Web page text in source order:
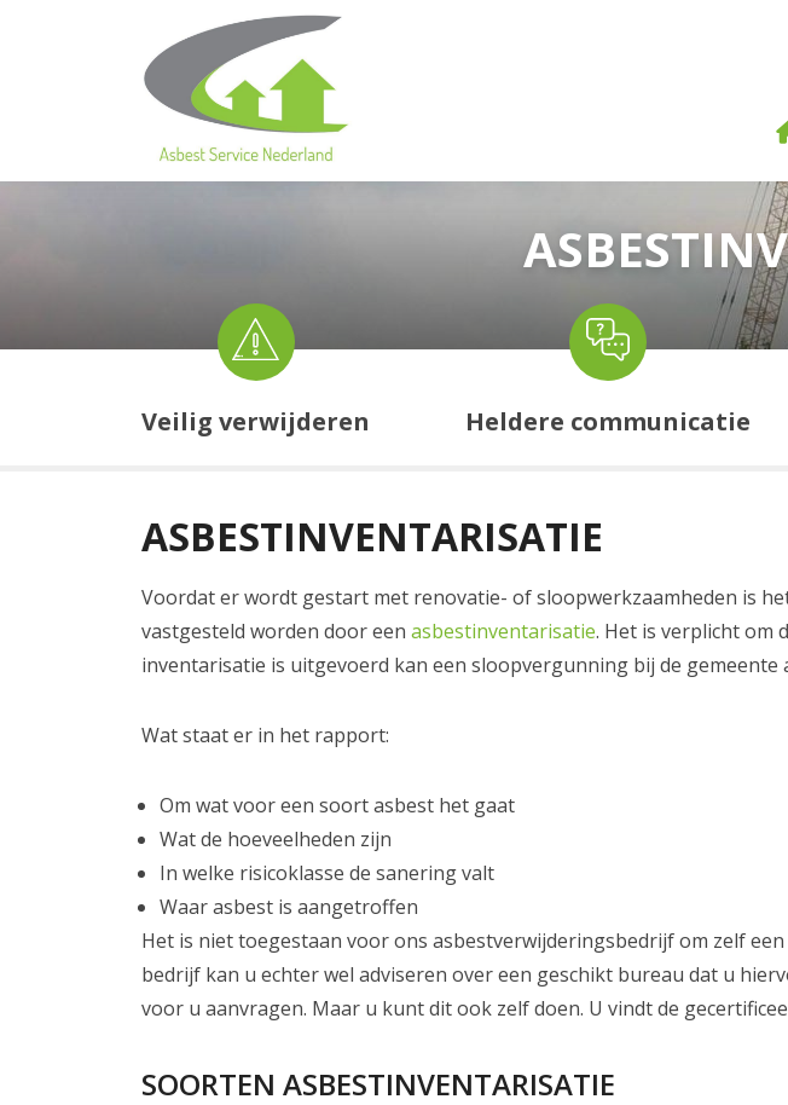
Veilig verwijderen Heldere communicatie
ASBESTINVENTARISATIE
Voordat er wordt gestart met renovatie- of sloopwerkzaamheden is
vastgesteld worden door een asbestinventarisatie. Het is verplicht om
inventarisatie is uitgevoerd kan een sloopvergunning bij de gemeente
Wat staat er in het rapport:
Om wat voor een soort asbest het gaat
Wat de hoeveelheden zijn
In welke risicoklasse de sanering valt
Waar asbest is aangetroffen
Het is niet toegestaan voor ons asbestverwijderingsbedrijf om zelf
bedrijf kan u echter wel adviseren over een geschikt bureau dat u
voor u aanvragen. Maar u kunt dit ook zelf doen. U vindt de
SOORTEN ASBESTINVENTARISATIE